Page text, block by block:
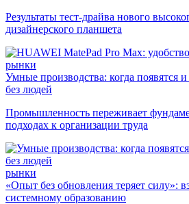
Результаты тест-драйва нового
дизайнерского планшета
рынки
Умные производства: когда появятся
без людей
Промышленность переживает
подходах к организации труда
рынки
«Опыт без обновления теряет силу»:
системному образованию